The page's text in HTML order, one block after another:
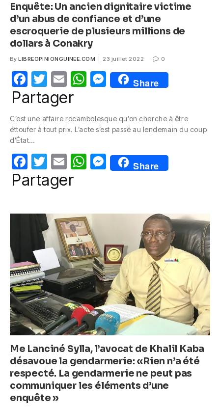
Enquête: Un ancien dignitaire victime
d’un abus de confiance et d’une
escroquerie de plusieurs millions de
dollars à Conakry
By LIBREOPINIONGUINEE.COM 23 juillet 2022 0
F
a
e
b
o
o
k
T
w
itt
er
E
m
W
s
p
p
M
e
e
g
er
Share
Partager
C’est une affaire rocambolesque qu’on cherche à être
éttoufer à tout prix. L’acte s’est passé au lendemain du coup
d’État…
F
a
e
o
k
T
w
itt
er
E
m
W
s
A
p
p
M
e
e
g
er
Share
Partager
Me Lanciné Sylla, l’avocat de Khalil Kaba
désavoue la gendarmerie: «Rien n’a été
respecté. La gendarmerie ne peut pas
communiquer les éléments d’une
enquête »